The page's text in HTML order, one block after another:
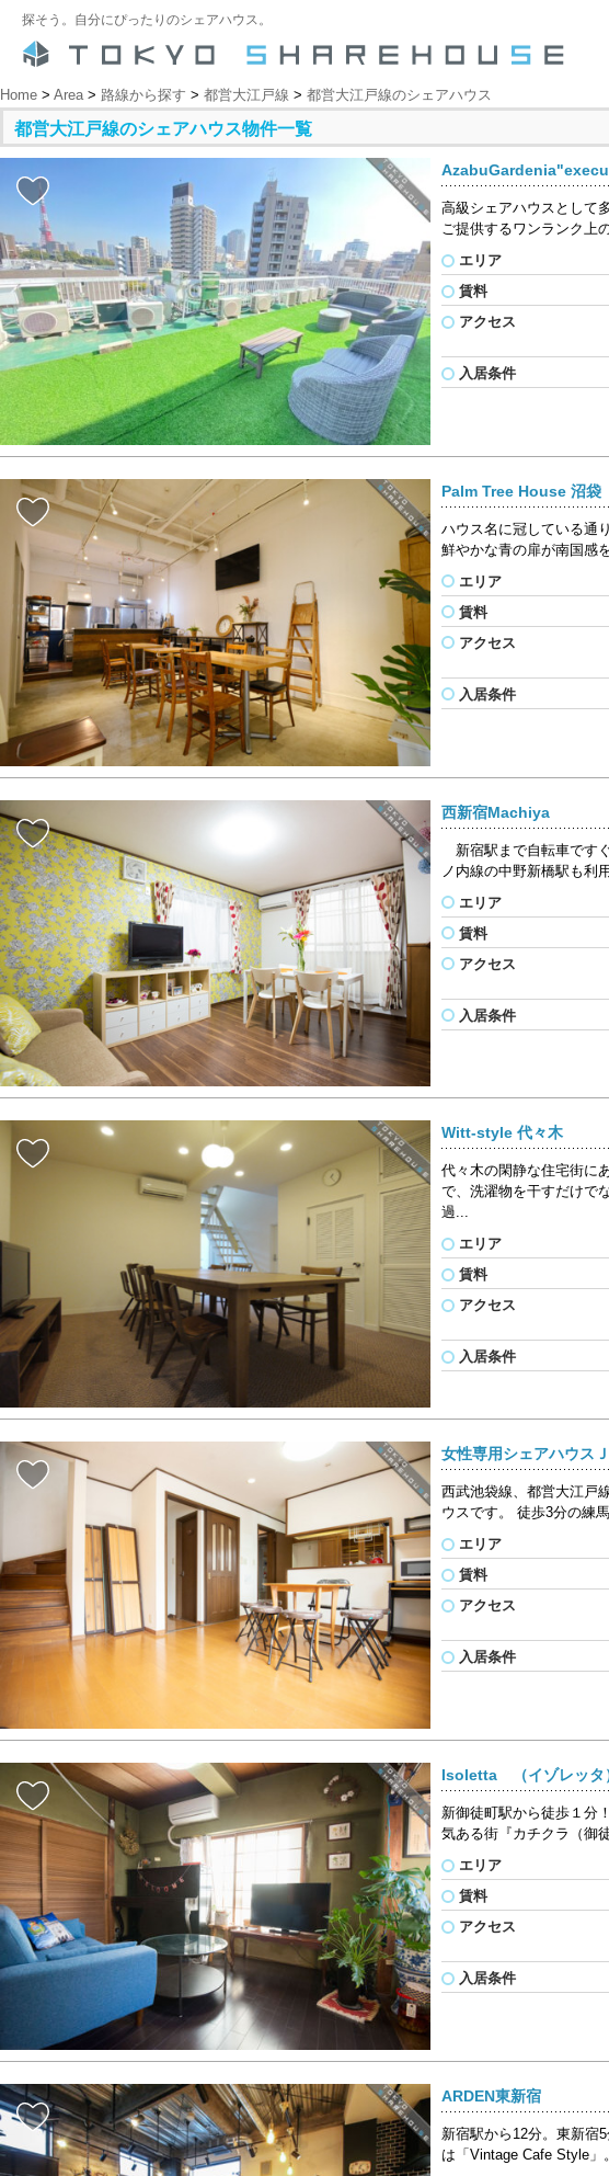
探そう。自分にぴったりのシェアハウス。
Home > Area> 路線から探す > 都営大江戸線 > 都営大江戸線のシェアハウス
都営大江戸線のシェアハウス物件一覧
高級シェアハウスとして
ご提供するワンランク上
エリア
賃料
アクセス
入居条件
Palm Tree House 沼袋
ハウス名に冠している通
鮮やかな青の扉が南国感
エリア
賃料
アクセス
入居条件
西新宿Machiya
新宿駅まで自転車です
ノ内線の中野新橋駅も利
エリア
賃料
アクセス
入居条件
Witt-style 代々木
代々木の閑静な住宅街に
で、洗濯物を干すだけで
過...
エリア
賃料
アクセス
入居条件
女性専用シェアハウス
西武池袋線、都営大江戸
ウスです。 徒歩3分の練
エリア
賃料
アクセス
入居条件
Isoletta （イゾレッタ
新御徒町駅から徒歩１分
気ある街『カチクラ（御
エリア
賃料
アクセス
入居条件
ARDEN東新宿
新宿駅から12分。東新宿
は「Vintage Cafe Style」